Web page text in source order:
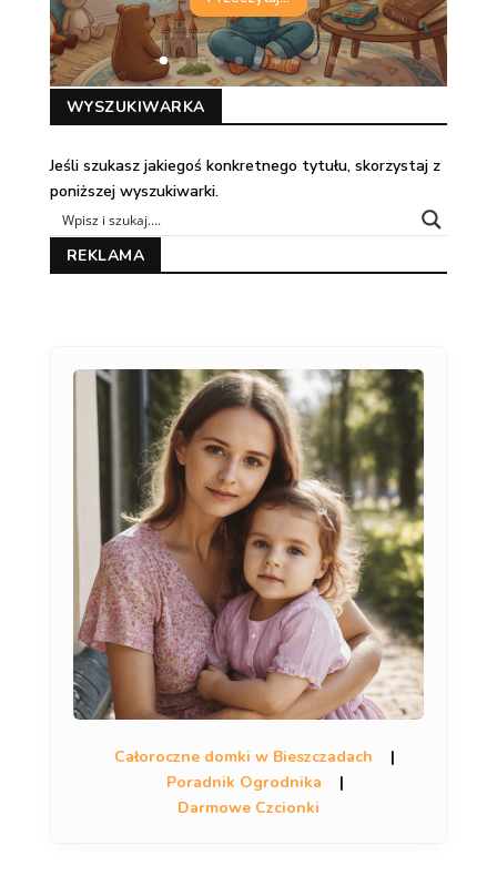
WYSZUKIWARKA
Jeśli szukasz jakiegoś konkretnego tytułu, skorzystaj z
poniższej wyszukiwarki.
REKLAMA
Całoroczne domki w Bieszczadach
|
Poradnik Ogrodnika
|
Darmowe Czcionki